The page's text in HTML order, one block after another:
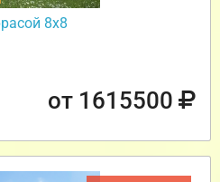
8х8
от 1615500